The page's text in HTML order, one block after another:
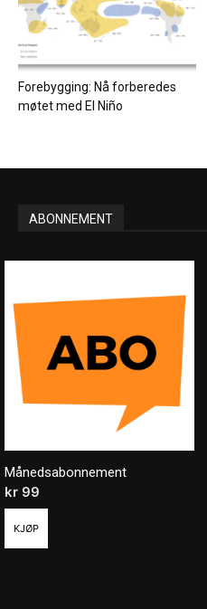
Forebygging: Nå forberedes
møtet med El Niño
ABONNEMENT
Månedsabonnement
kr 99
KJØP